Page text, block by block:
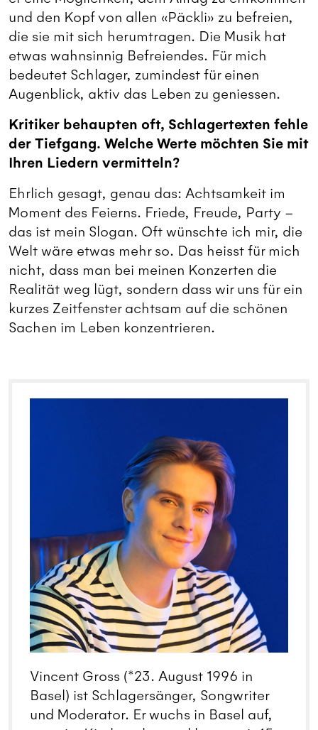
und den Kopf von allen «Päckli» zu befreien,
die sie mit sich herumtragen. Die Musik hat
etwas wahnsinnig Befreiendes. Für mich
bedeutet Schlager, zumindest für einen
Augenblick, aktiv das Leben zu geniessen.
Kritiker behaupten oft, Schlagertexten fehle
der Tiefgang. Welche Werte möchten Sie mit
Ihren Liedern vermitteln?
Ehrlich gesagt, genau das: Achtsamkeit im
Moment des Feierns. Friede, Freude, Party –
das ist mein Slogan. Oft wünschte ich mir, die
Welt wäre etwas mehr so. Das heisst für mich
nicht, dass man bei meinen Konzerten die
Realität weg lügt, sondern dass wir uns für ein
kurzes Zeitfenster achtsam auf die schönen
Sachen im Leben konzentrieren.
Vincent Gross (*23. August 1996 in
Basel) ist Schlagersänger, Songwriter
und Moderator. Er wuchs in Basel auf,